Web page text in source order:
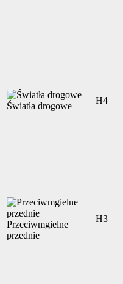
Światła drogowe
H4
Przeciwmgielne
przednie
H3